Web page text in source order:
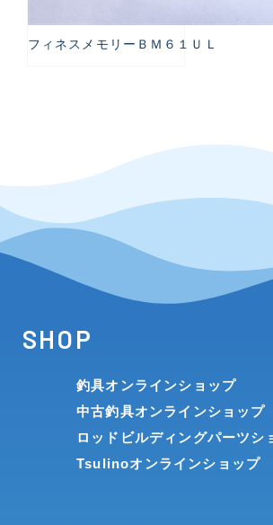
フィネスメモリーＢＭ６１ＵＬ
SHOP
釣具オンラインショップ
中古釣具オンラインショップ
ロッドビルディングパーツシ
Tsulinoオンラインショップ